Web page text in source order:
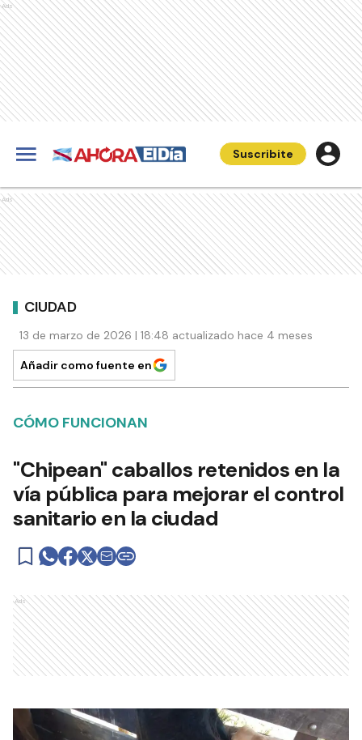
Ads
Suscribite
Ads
CIUDAD
13 de marzo de 2026 | 18:48 actualizado hace 4 meses
Añadir como fuente en
CÓMO FUNCIONAN
"Chipean" caballos retenidos en la
vía pública para mejorar el control
sanitario en la ciudad
Ads